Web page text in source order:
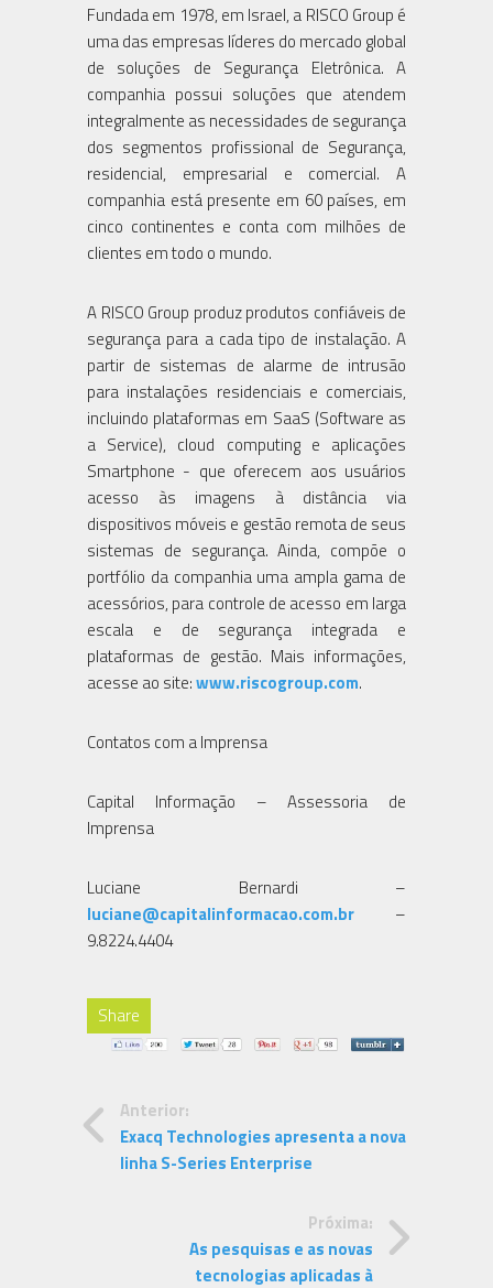
Fundada em 1978, em Israel, a RISCO Group é
uma das empresas líderes do mercado global
de soluções de Segurança Eletrônica. A
companhia possui soluções que atendem
integralmente as necessidades de segurança
dos segmentos profissional de Segurança,
residencial, empresarial e comercial. A
companhia está presente em 60 países, em
cinco continentes e conta com milhões de
clientes em todo o mundo.
A RISCO Group produz produtos confiáveis de
segurança ​​para a cada tipo de instalação. A
partir de sistemas de alarme de intrusão
para instalações residenciais e comerciais,
incluindo plataformas em SaaS (Software as
a Service), cloud computing e aplicações
Smartphone - que oferecem aos usuários
acesso às imagens à distância via
dispositivos móveis e gestão remota de seus
sistemas de segurança. Ainda, compõe o
portfólio da companhia uma ampla gama de
acessórios, para controle de acesso em larga
escala e de segurança integrada e
plataformas de gestão. Mais informações,
acesse ao site:www.riscogroup.com.
Contatos com a Imprensa
Capital Informação – Assessoria de
Imprensa
Luciane Bernardi –
luciane@capitalinformacao.com.br –
9.8224.4404
Share
Anterior:
Exacq Technologies apresenta a nova
linha S-Series Enterprise
Próxima:
As pesquisas e as novas
tecnologias aplicadas à